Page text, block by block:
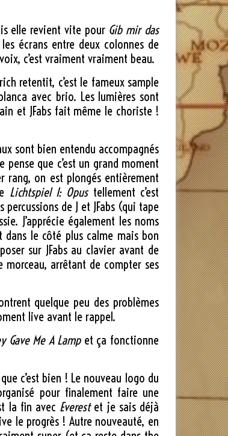
elle revient vite pour Gib mir das
écrans entre deux colonnes de
c’est vraiment vraiment beau.
retentit, c’est le fameux sample
avec brio. Les lumières sont
et JFabs fait même le choriste !
sont bien entendu accompagnés
que c’est un grand moment
rang, on est plongés entièrement
Lichtspiel I: Opustellement c’est
de J et JFabs (qui tape
J’apprécie également les noms
le côté plus calme mais bon
sur JFabs au clavier avant de
morceau, arrêtant de compter ses
quelque peu des problèmes
live avant le rappel.
Gave Me A Lampet ça fonctionne
c’est bien ! Le nouveau logo du
pour finalement faire une
la fin avec Everestet je sais déjà
le progrès ! Autre nouveauté, en